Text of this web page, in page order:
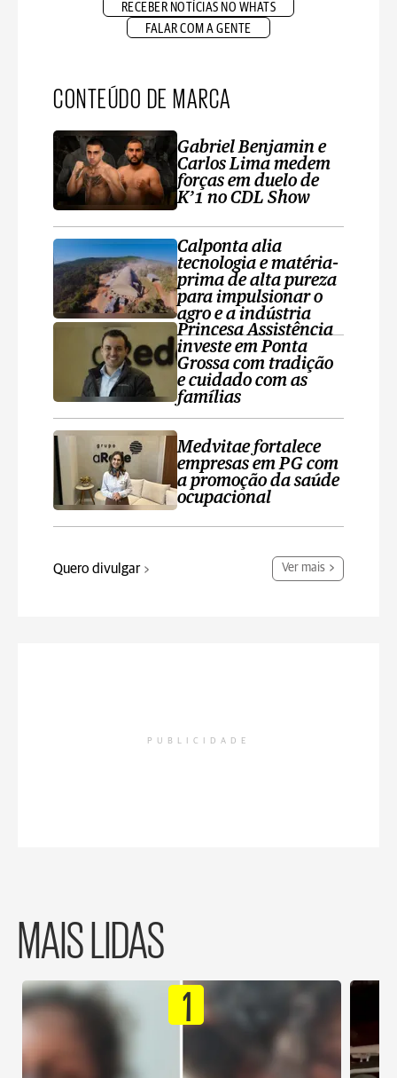
RECEBER NOTÍCIAS NO WHATS
FALAR COM A GENTE
CONTEÚDO DE MARCA
Gabriel Benjamin e
Carlos Lima medem
forças em duelo de
K’1 no CDL Show
Calponta alia
tecnologia e matéria-
prima de alta pureza
para impulsionar o
agro e a indústria
Princesa Assistência
investe em Ponta
Grossa com tradição
e cuidado com as
famílias
Medvitae fortalece
empresas em PG com
a promoção da saúde
ocupacional
Quero divulgar Ver mais
PUBLICIDADE
MAIS LIDAS
1